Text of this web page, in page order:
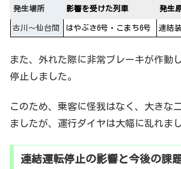
発生場所 影響を受けた列車 発生
古川～仙台間 はやぶさ6号・こまち6号 連結
また、外れた際に非常ブレーキが作動
停止しました。
このため、乗客に怪我はなく、大きな
ましたが、運行ダイヤは大幅に乱れまし
連結運転停止の影響と今後の課